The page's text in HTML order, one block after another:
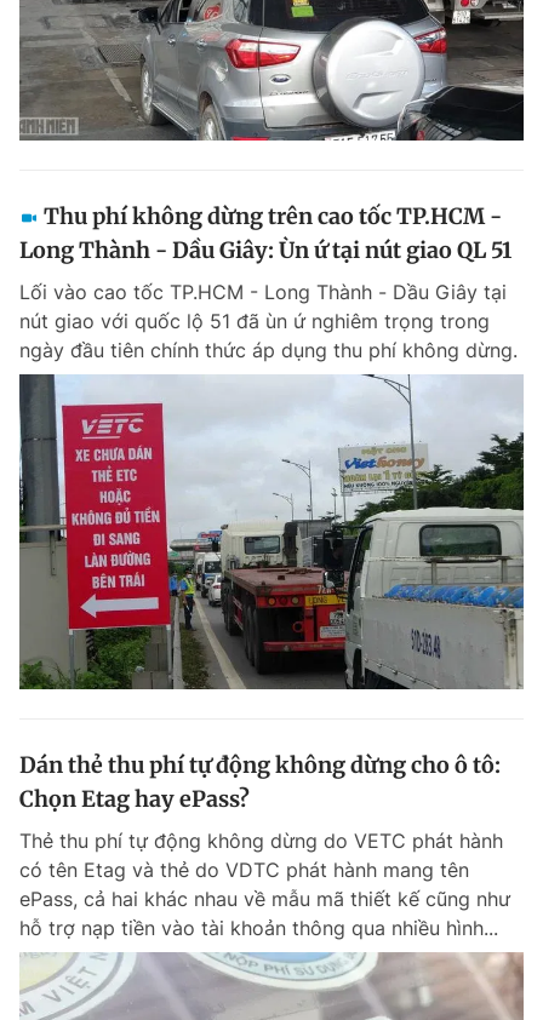
Thu phí không dừng trên cao tốc TP.HCM -
Long Thành - Dầu Giây: Ùn ứ tại nút giao QL 51
Lối vào cao tốc TP.HCM - Long Thành - Dầu Giây tại
nút giao với quốc lộ 51 đã ùn ứ nghiêm trọng trong
ngày đầu tiên chính thức áp dụng thu phí không dừng.
Dán thẻ thu phí tự động không dừng cho ô tô:
Chọn Etag hay ePass?
Thẻ thu phí tự động không dừng do VETC phát hành
có tên Etag và thẻ do VDTC phát hành mang tên
ePass, cả hai khác nhau về mẫu mã thiết kế cũng như
hỗ trợ nạp tiền vào tài khoản thông qua nhiều hình...